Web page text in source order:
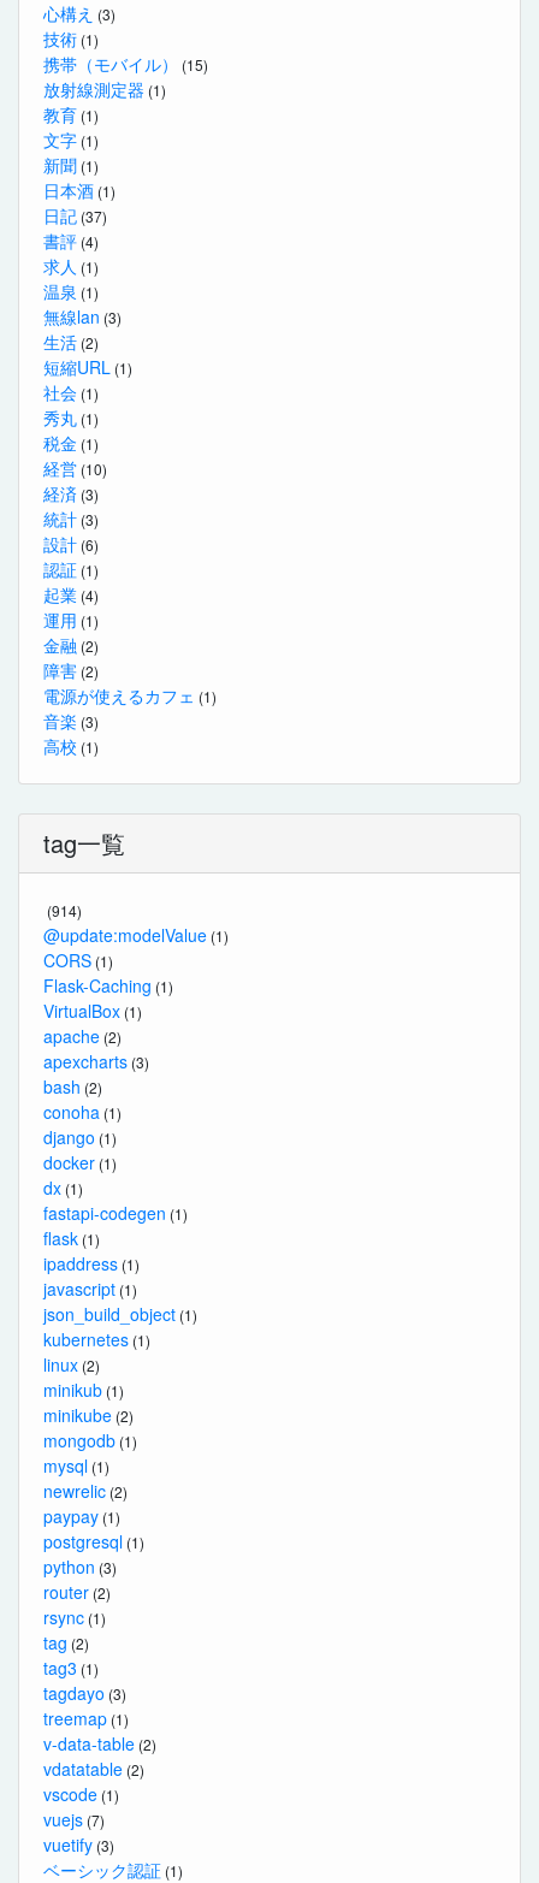
心構え (3)
技術 (1)
携帯（モバイル） (15)
放射線測定器 (1)
教育 (1)
文字 (1)
新聞 (1)
日本酒 (1)
日記 (37)
書評 (4)
求人 (1)
温泉 (1)
無線lan (3)
生活 (2)
短縮URL (1)
社会 (1)
秀丸 (1)
税金 (1)
経営 (10)
経済 (3)
統計 (3)
設計 (6)
認証 (1)
起業 (4)
運用 (1)
金融 (2)
障害 (2)
電源が使えるカフェ (1)
音楽 (3)
高校 (1)
tag一覧
(914)
@update:modelValue (1)
CORS (1)
Flask-Caching (1)
VirtualBox (1)
apache (2)
apexcharts (3)
bash (2)
conoha (1)
django (1)
docker (1)
dx (1)
fastapi-codegen (1)
flask (1)
ipaddress (1)
javascript (1)
json_build_object (1)
kubernetes (1)
linux (2)
minikub (1)
minikube (2)
mongodb (1)
mysql (1)
newrelic (2)
paypay (1)
postgresql (1)
python (3)
router (2)
rsync (1)
tag (2)
tag3 (1)
tagdayo (3)
treemap (1)
v-data-table (2)
vdatatable (2)
vscode (1)
vuejs (7)
vuetify (3)
ベーシック認証 (1)